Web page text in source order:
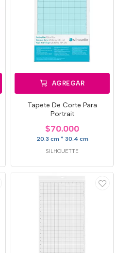
AGREGAR
Tapete De Corte Para
Portrait
$70.000
20.3 cm * 30.4 cm
SILHOUETTE